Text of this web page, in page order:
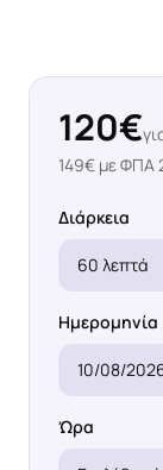
120€
149€ με ΦΠΑ
Διάρκεια
60 λεπτά
Ημερομηνία
10/08/
Ώρα